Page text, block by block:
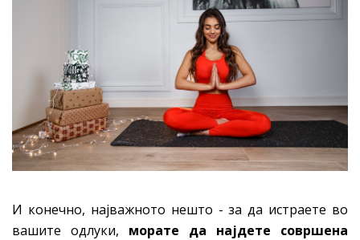
И конечно, најважното нешто - за да истраете во
вашите одлуки, морате да најдете совршена